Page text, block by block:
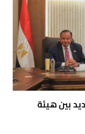
بين هيئة